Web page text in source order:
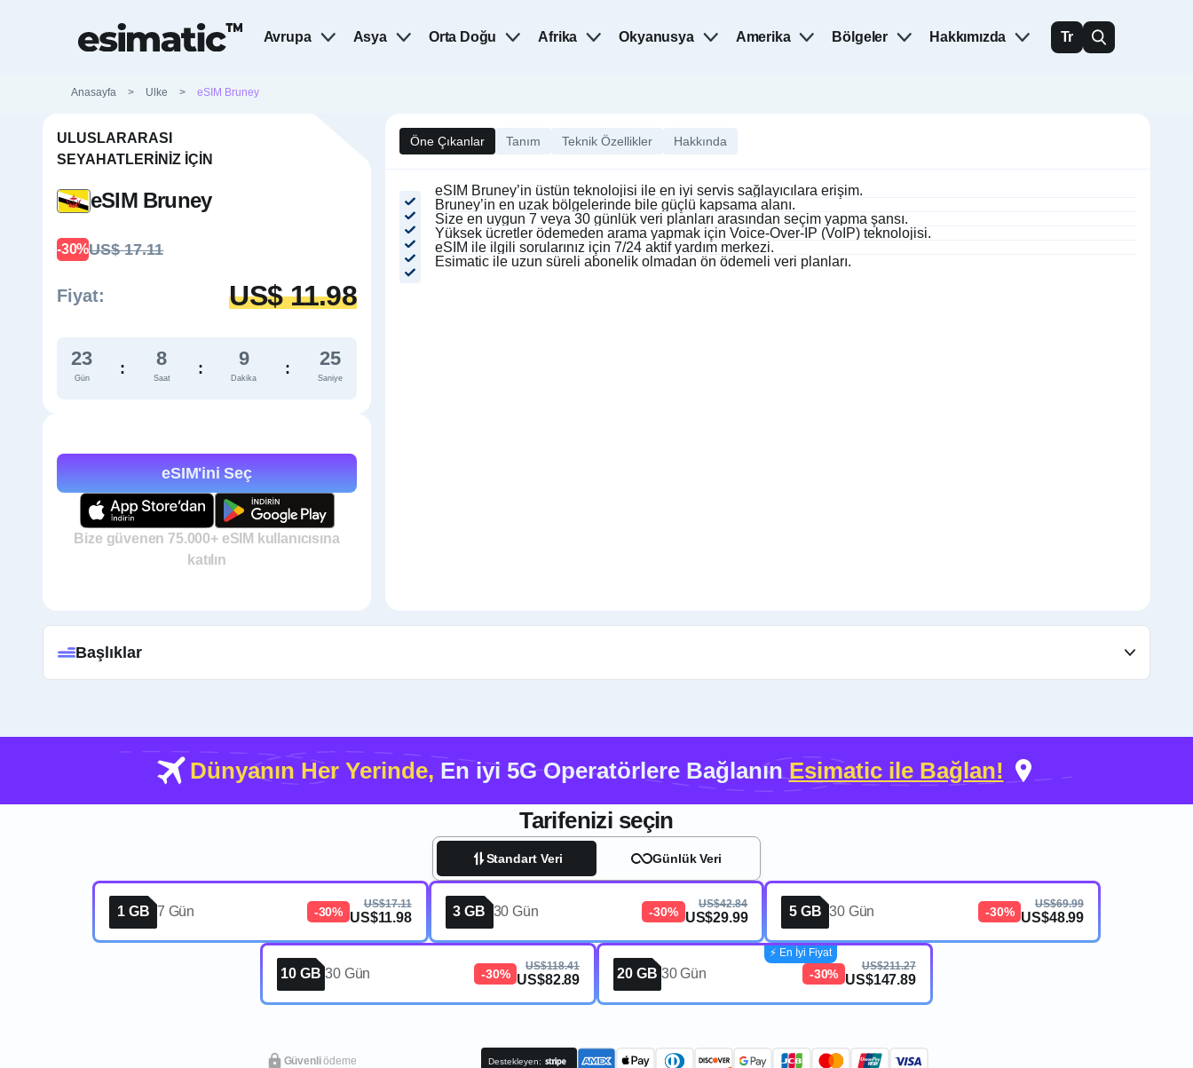
Avrupa Asya Orta Doğu Afrika Okyanusya Amerika Bölgeler Hakkımızda Tr
Anasayfa > Ulke > eSIM Bruney
ULUSLARARASI
SEYAHATLERINIZ İÇIN
eSIM Bruney
-30%US$ 17.11
Fiyat: US$ 11.98
23
Gün
: 8
Saat
: 9
Dakika
: 24
Saniye
eSIM'ini Seç
Bize güvenen 75.000+ eSIM kullanıcısına
katılın
Öne Çıkanlar Tanım Teknik Özellikler Hakkında
eSIM Bruney’in üstün teknolojisi ile en iyi servis sağlayıcılara erişim.
Bruney’in en uzak bölgelerinde bile güçlü kapsama alanı.
Size en uygun 7 veya 30 günlük veri planları arasından seçim yapma şansı.
Yüksek ücretler ödemeden arama yapmak için Voice-Over-IP (VoIP) teknolojisi.
eSIM ile ilgili sorularınız için 7/24 aktif yardım merkezi.
Esimatic ile uzun süreli abonelik olmadan ön ödemeli veri planları.
Başlıklar
Dünyanın Her Yerinde, En iyi 5G Operatörlere BağlanınEsimatic ile Bağlan!
Tarifenizi seçin
Standart Veri Günlük Veri
1 GB 7 Gün -30%
US$17.11
US$11.98 3 GB 30 Gün -30%
US$42.84
US$29.99 5 GB 30 Gün -30%
US$69.99
US$48.99
10 GB 30 Gün -30%
US$118.41
US$82.89 20 GB 30 Gün -30%
US$211.27
US$147.89
⚡️ En İyi Fiyat
Güvenliödeme Destekleyen: